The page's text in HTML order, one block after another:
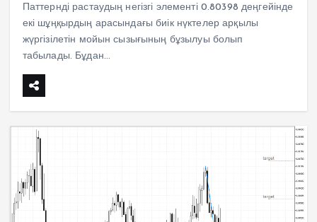
Паттернді растаудың негізгі элементі 0.80398 деңгейінде
екі шұңқырдың арасындағы биік нүктелер арқылы
жүргізілетін мойын сызығының бұзылуы болып
табылады. Бұдан…